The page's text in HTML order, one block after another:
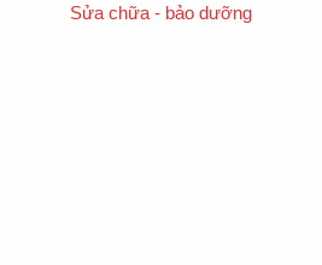
Sửa chữa - bảo dưỡng